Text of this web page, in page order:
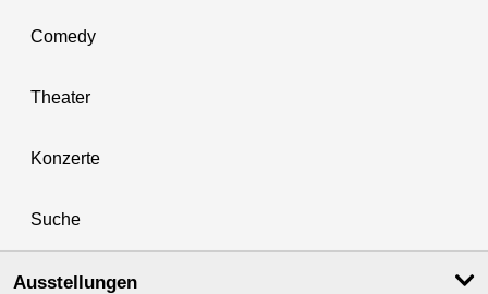
Comedy
Theater
Konzerte
Suche
Ausstellungen